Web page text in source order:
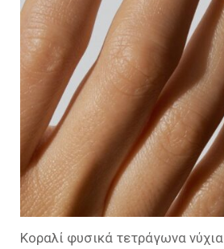
Κοραλί φυσικά τετράγωνα νύχια